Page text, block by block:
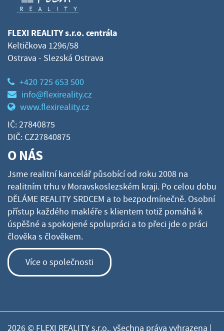
FLEXI REALITY s.r.o. centrála
Keltičkova 1296/58
Ostrava - Slezská Ostrava
+420 725 653 500
info@flexireality.cz
www.flexireality.cz
IČ: 27840875
DIČ: CZ27840875
O NÁS
Jsme realitní kancelář působící od roku 2008 na
realitním trhu v Moravskoslezském kraji. Po celou dobu
DĚLÁME REALITY SRDCEM a to bezpodmínečně. Osobní
přístup každého makléře s klientem totiž pomáhá k
úspěšné a spokojené spolupráci a to přeci jde o práci
člověka s člověkem.
Více o společnosti
2026 © FLEXI REALITY s.r.o., všechna práva vyhrazena |